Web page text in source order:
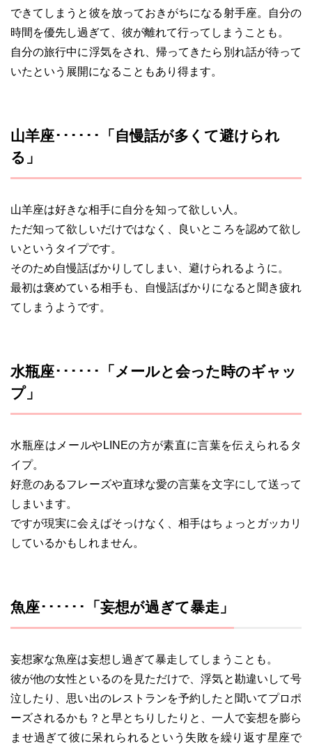
できてしまうと彼を放っておきがちになる射手座。自分の
時間を優先し過ぎて、彼が離れて行ってしまうことも。
自分の旅行中に浮気をされ、帰ってきたら別れ話が待って
いたという展開になることもあり得ます。
山羊座･･････「自慢話が多くて避けられ
る」
山羊座は好きな相手に自分を知って欲しい人。
ただ知って欲しいだけではなく、良いところを認めて欲し
いというタイプです。
そのため自慢話ばかりしてしまい、避けられるように。
最初は褒めている相手も、自慢話ばかりになると聞き疲れ
てしまうようです。
水瓶座･･････「メールと会った時のギャッ
プ」
水瓶座はメールやLINEの方が素直に言葉を伝えられるタ
イプ。
好意のあるフレーズや直球な愛の言葉を文字にして送って
しまいます。
ですが現実に会えばそっけなく、相手はちょっとガッカリ
しているかもしれません。
魚座･･････「妄想が過ぎて暴走」
妄想家な魚座は妄想し過ぎて暴走してしまうことも。
彼が他の女性といるのを見ただけで、浮気と勘違いして号
泣したり、思い出のレストランを予約したと聞いてプロポ
ーズされるかも？と早とちりしたりと、一人で妄想を膨ら
ませ過ぎて彼に呆れられるという失敗を繰り返す星座で